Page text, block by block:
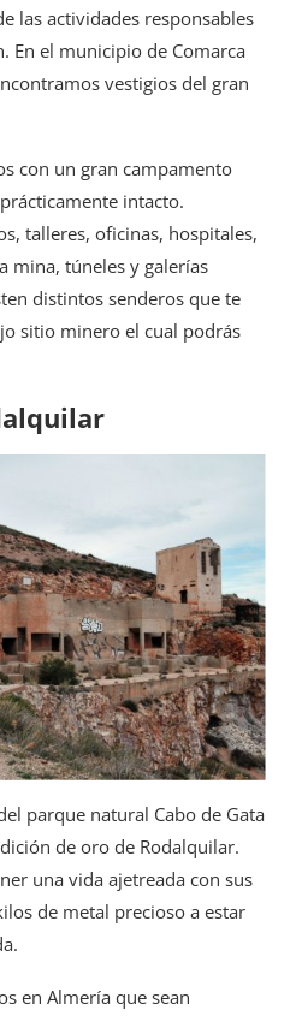
las actividades responsables
En el municipio de Comarca
vestigios del gran
con un gran campamento
intacto.
talleres, oficinas, hospitales,
mina, túneles y galerías
distintos senderos que te
sitio minero el cual podrás
parque natural Cabo de Gata
de oro de Rodalquilar.
una vida ajetreada con sus
de metal precioso a estar
en Almería que sean